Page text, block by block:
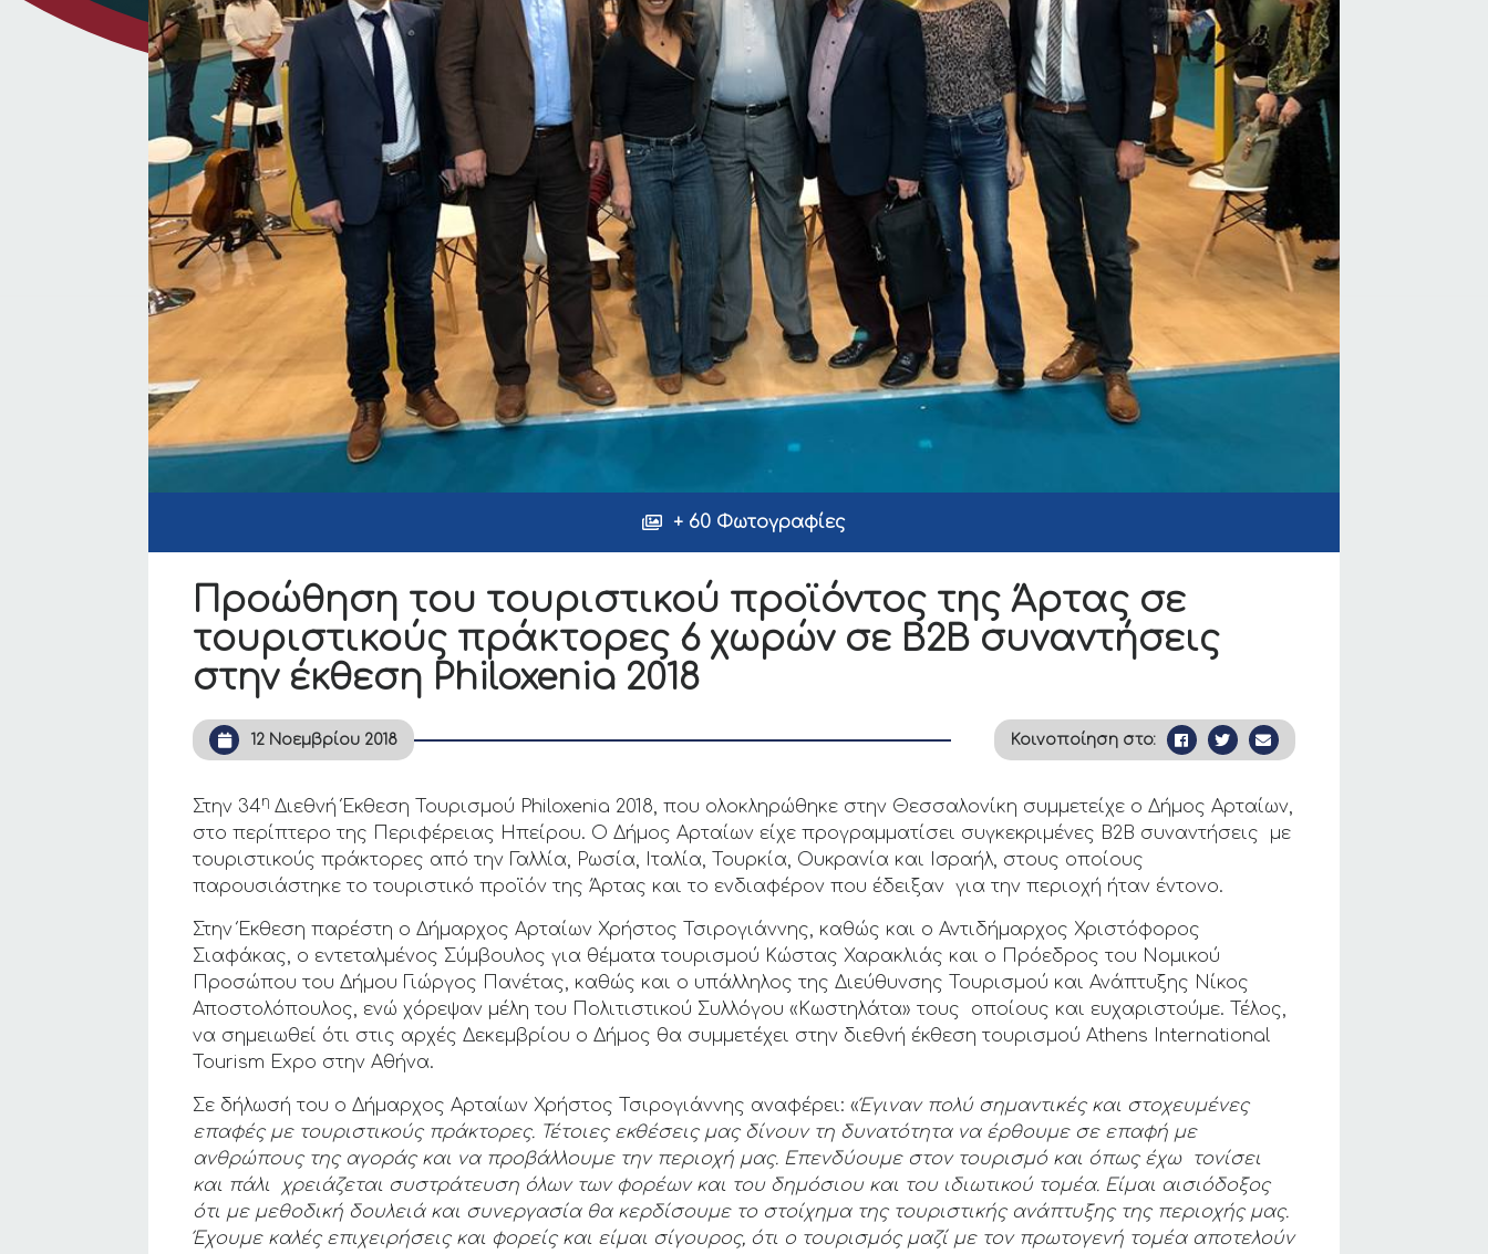
+ 60 Φωτογραφίες
Προώθηση του τουριστικού προϊόντος της Άρτας σε
τουριστικούς πράκτορες 6 χωρών σε Β2Β συναντήσεις
στην έκθεση Philoxenia 2018
12 Νοεμβρίου 2018 Κοινοποίηση στο:
Στην 34η Διεθνή Έκθεση Τουρισμού Philoxenia 2018, που ολοκληρώθηκε στην Θεσσαλονίκη συμμετείχε ο Δήμος Αρταίων,
στο περίπτερο της Περιφέρειας Ηπείρου. Ο Δήμος Αρταίων είχε προγραμματίσει συγκεκριμένες Β2Β συναντήσεις με
τουριστικούς πράκτορες από την Γαλλία, Ρωσία, Ιταλία, Τουρκία, Ουκρανία και Ισραήλ, στους οποίους
παρουσιάστηκε το τουριστικό προϊόν της Άρτας και το ενδιαφέρον που έδειξαν για την περιοχή ήταν έντονο.
Στην Έκθεση παρέστη ο Δήμαρχος Αρταίων Χρήστος Τσιρογιάννης, καθώς και ο Αντιδήμαρχος Χριστόφορος
Σιαφάκας, ο εντεταλμένος Σύμβουλος για θέματα τουρισμού Κώστας Χαρακλιάς και ο Πρόεδρος του Νομικού
Προσώπου του Δήμου Γιώργος Πανέτας, καθώς και ο υπάλληλος της Διεύθυνσης Τουρισμού και Ανάπτυξης Νίκος
Αποστολόπουλος, ενώ χόρεψαν μέλη του Πολιτιστικού Συλλόγου «Κωστηλάτα» τους οποίους και ευχαριστούμε. Τέλος,
να σημειωθεί ότι στις αρχές Δεκεμβρίου ο Δήμος θα συμμετέχει στην διεθνή έκθεση τουρισμού Athens International
Tourism Expo στην Αθήνα.
Σε δήλωσή του ο Δήμαρχος Αρταίων Χρήστος Τσιρογιάννης αναφέρει: «Έγιναν πολύ σημαντικές και στοχευμένες
επαφές με τουριστικούς πράκτορες. Τέτοιες εκθέσεις μας δίνουν τη δυνατότητα να έρθουμε σε επαφή με
ανθρώπους της αγοράς και να προβάλλουμε την περιοχή μας. Επενδύουμε στον τουρισμό και όπως έχω τονίσει
και πάλι χρειάζεται συστράτευση όλων των φορέων και του δημόσιου και του ιδιωτικού τομέα. Είμαι αισιόδοξος
ότι με μεθοδική δουλειά και συνεργασία θα κερδίσουμε το στοίχημα της τουριστικής ανάπτυξης της περιοχής μας.
Έχουμε καλές επιχειρήσεις και φορείς και είμαι σίγουρος, ότι ο τουρισμός μαζί με τον πρωτογενή τομέα αποτελούν